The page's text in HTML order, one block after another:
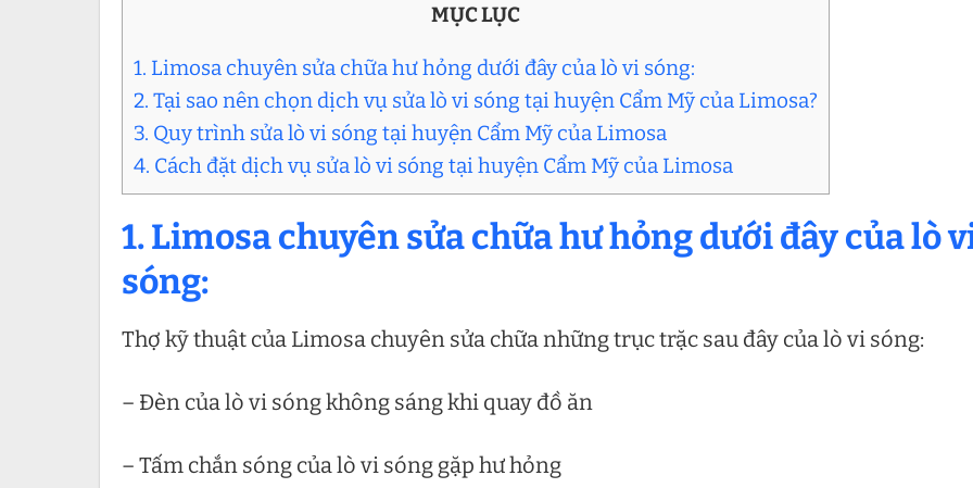
MỤC LỤC
1. Limosa chuyên sửa chữa hư hỏng dưới đây của lò vi sóng:
2. Tại sao nên chọn dịch vụ sửa lò vi sóng tại huyện Cẩm Mỹ của Limosa?
3. Quy trình sửa lò vi sóng tại huyện Cẩm Mỹ của Limosa
4. Cách đặt dịch vụ sửa lò vi sóng tại huyện Cẩm Mỹ của Limosa
1. Limosa chuyên sửa chữa hư hỏng dưới đây của lò
sóng:
Thợ kỹ thuật của Limosa chuyên sửa chữa những trục trặc sau đây của lò vi sóng:
– Đèn của lò vi sóng không sáng khi quay đồ ăn
– Tấm chắn sóng của lò vi sóng gặp hư hỏng